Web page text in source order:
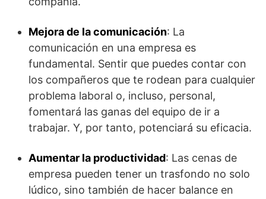
Mejora de la comunicación: La
comunicación en una empresa es
fundamental. Sentir que puedes contar con
los compañeros que te rodean para cualquier
problema laboral o, incluso, personal,
fomentará las ganas del equipo de ir a
trabajar. Y, por tanto, potenciará su eficacia.
Aumentar la productividad: Las cenas de
empresa pueden tener un trasfondo no solo
lúdico, sino también de hacer balance en